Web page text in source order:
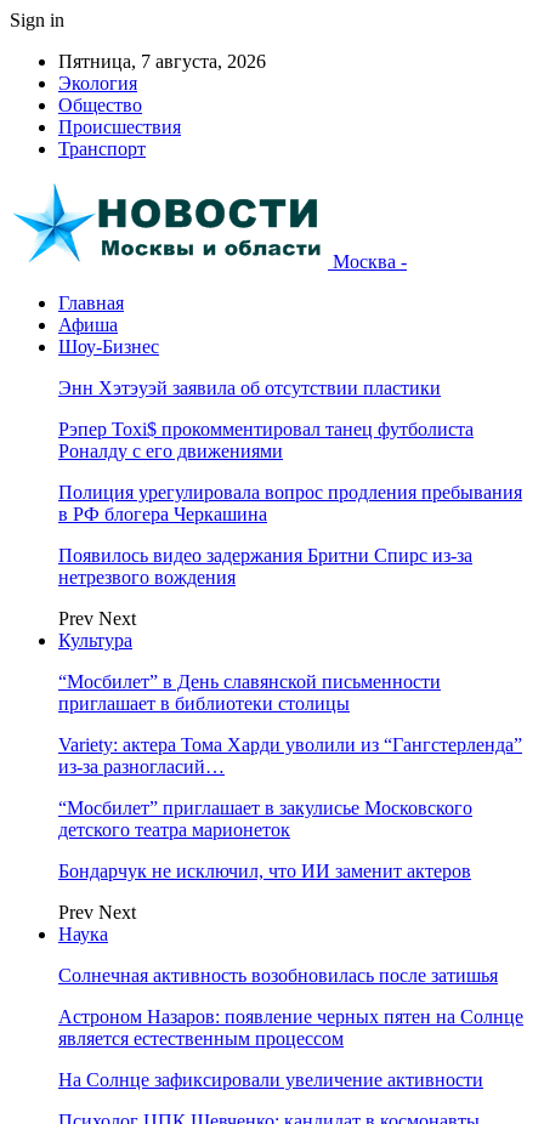
Sign in
Пятница, 7 августа, 2026
Экология
Общество
Происшествия
Транспорт
Москва -
Главная
Афиша
Шоу-Бизнес
Энн Хэтэуэй заявила об отсутствии пластики
Рэпер Toxi$ прокомментировал танец футболиста
Роналду с его движениями
Полиция урегулировала вопрос продления пребывания
в РФ блогера Черкашина
Появилось видео задержания Бритни Спирс из-за
нетрезвого вождения
Prev Next
Культура
“Мосбилет” в День славянской письменности
приглашает в библиотеки столицы
Variety: актера Тома Харди уволили из “Гангстерленда”
из-за разногласий…
“Мосбилет” приглашает в закулисье Московского
детского театра марионеток
Бондарчук не исключил, что ИИ заменит актеров
Prev Next
Наука
Солнечная активность возобновилась после затишья
Астроном Назаров: появление черных пятен на Солнце
является естественным процессом
На Солнце зафиксировали увеличение активности